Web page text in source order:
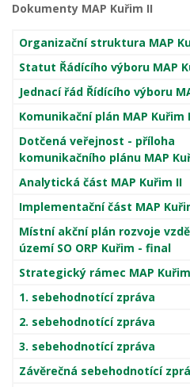
Dokumenty MAP Kuřim II
Organizační struktura MAP
Statut Řádícího výboru MAP
Jednací řád Řídícího výboru
Komunikační plán MAP Kuřim
Dotčená veřejnost - příloha
komunikačního plánu MAP
Analytická část MAP Kuřim II
Implementační část MAP
Místní akční plán rozvoje
území SO ORP Kuřim - final
Strategický rámec MAP Kuřim
1. sebehodnotící zpráva
2. sebehodnotící zpráva
3. sebehodnotící zpráva
Závěrečná sebehodnotící